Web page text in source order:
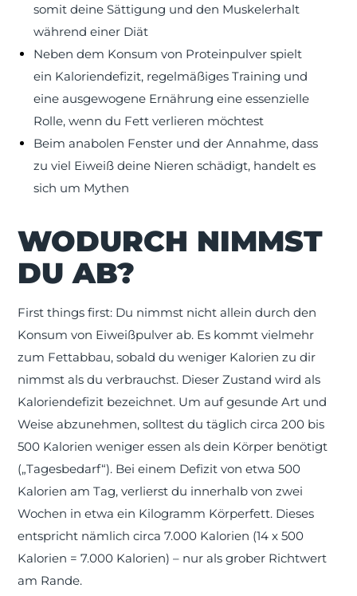
somit deine Sättigung und den Muskelerhalt
während einer Diät
Neben dem Konsum von Proteinpulver spielt
ein Kaloriendefizit, regelmäßiges Training und
eine ausgewogene Ernährung eine essenzielle
Rolle, wenn du Fett verlieren möchtest
Beim anabolen Fenster und der Annahme, dass
zu viel Eiweiß deine Nieren schädigt, handelt es
sich um Mythen
WODURCH NIMMST
DU AB?
First things first: Du nimmst nicht allein durch den
Konsum von Eiweißpulver ab. Es kommt vielmehr
zum Fettabbau, sobald du weniger Kalorien zu dir
nimmst als du verbrauchst. Dieser Zustand wird als
Kaloriendefizit bezeichnet. Um auf gesunde Art und
Weise abzunehmen, solltest du täglich circa 200 bis
500 Kalorien weniger essen als dein Körper benötigt
(„Tagesbedarf“). Bei einem Defizit von etwa 500
Kalorien am Tag, verlierst du innerhalb von zwei
Wochen in etwa ein Kilogramm Körperfett. Dieses
entspricht nämlich circa 7.000 Kalorien (14 x 500
Kalorien = 7.000 Kalorien) – nur als grober Richtwert
am Rande.